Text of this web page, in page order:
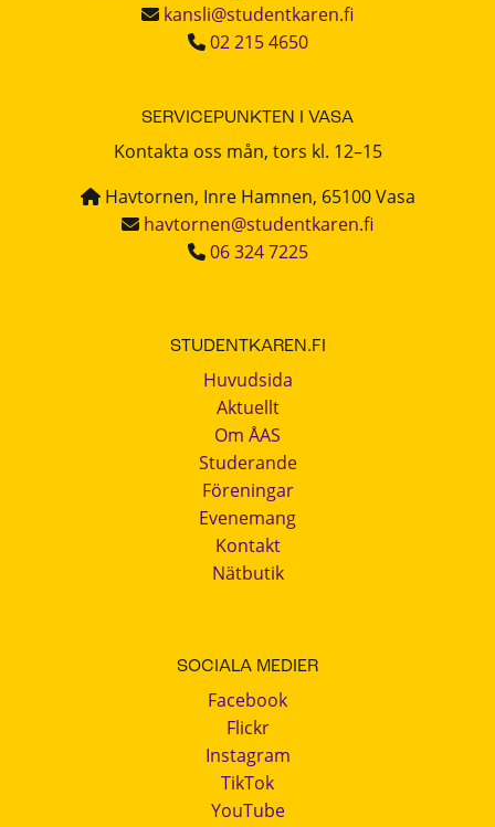
kansli@studentkaren.fi
02 215 4650
SERVICEPUNKTEN I VASA
Kontakta oss mån, tors kl. 12–15
Havtornen, Inre Hamnen, 65100 Vasa
havtornen@studentkaren.fi
06 324 7225
STUDENTKAREN.FI
Huvudsida
Aktuellt
Om ÅAS
Studerande
Föreningar
Evenemang
Kontakt
Nätbutik
SOCIALA MEDIER
Facebook
Flickr
Instagram
TikTok
YouTube